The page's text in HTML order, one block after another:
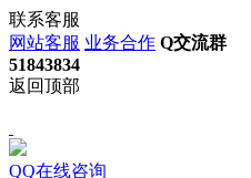
联系客服
网站客服 业务合作 Q交流群
51843834
返回顶部
QQ在线咨询